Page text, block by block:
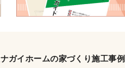
ナガイホームの家づくり施工事例